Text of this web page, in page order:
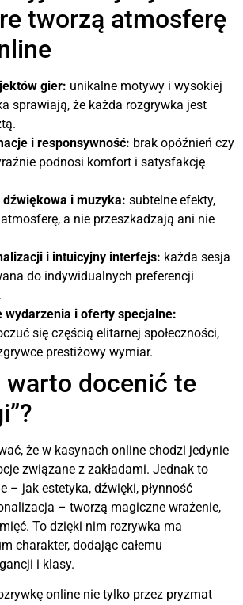
tworzą atmosferę
gier: unikalne motywy i wysokiej
sprawiają, że każda rozgrywka jest
i responsywność: brak opóźnień czy
podnosi komfort i satysfakcję
i muzyka: subtelne efekty,
a nie przeszkadzają ani nie
i intuicyjny interfejs: każda sesja
do indywidualnych preferencji
wydarzenia i oferty specjalne:
się częścią elitarnej społeczności,
prestiżowy wymiar.
warto docenić te
że w kasynach online chodzi jedynie
związane z zakładami. Jednak to
– jak estetyka, dźwięki, płynność
– tworzą magiczne wrażenie,
To dzięki nim rozrywka ma
charakter, dodając całemu
i klasy.
online nie tylko przez pryzmat